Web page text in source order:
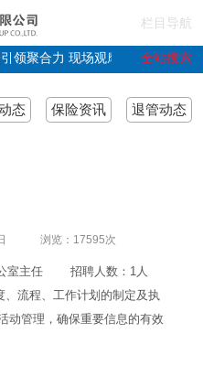
栏目导航
11-22
领聚合力 现场观摩促提升全站搜索
态 保险资讯 退管动态
浏览：17595次
室主任 招聘人数：1人
程、工作计划的制定及执
管理，确保重要信息的有效
备等固定资产进行管理;